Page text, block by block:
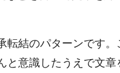
転結のパターンです
と意識したうえで文章